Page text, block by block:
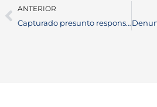
ANTERIOR
Capturado presunto responsable del hurto y agresión a adulto mayor en Barrancabermeja